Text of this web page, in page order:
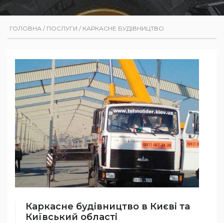
ГОЛОВНА / ПОСЛУГИ / КАРКАСНЕ БУДІВНИЦТВО
Каркасне будівництво в Києві та
Київський області